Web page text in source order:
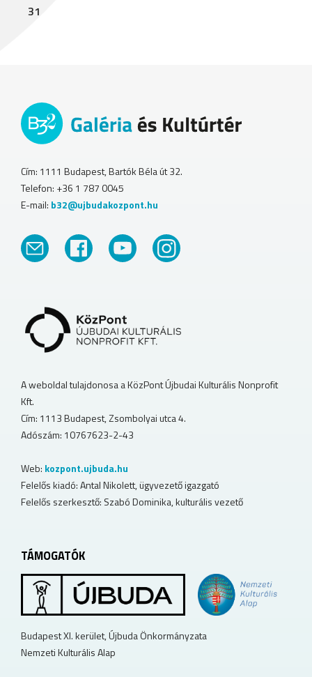
31
Cím: 1111 Budapest, Bartók Béla út 32.
Telefon: +36 1 787 0045
E-mail: b32@ujbudakozpont.hu
A weboldal tulajdonosa a KözPont Újbudai Kulturális Nonprofit
Kft.
Cím: 1113 Budapest, Zsombolyai utca 4.
Adószám: 10767623-2-43
Web: kozpont.ujbuda.hu
Felelős kiadó: Antal Nikolett, ügyvezető igazgató
Felelős szerkesztő: Szabó Dominika, kulturális vezető
TÁMOGATÓK
Budapest XI. kerület, Újbuda Önkormányzata
Nemzeti Kulturális Alap